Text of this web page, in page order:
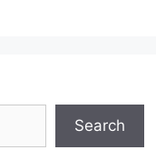
Search